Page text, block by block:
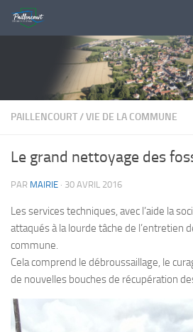
Skip to content
PAILLENCOURT/VIE DE LA COMMUNE
Le grand nettoyage des
PAR MAIRIE · 30 AVRIL 2016
Les services techniques, avec l’aide la
attaqués à la lourde tâche de l’entretien
commune.
Cela comprend le débroussaillage, le
de nouvelles bouches de récupération